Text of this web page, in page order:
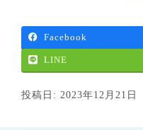
Facebook
LINE
投稿日: 2023年12月21日